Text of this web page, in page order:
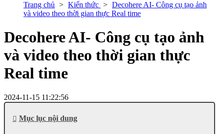
Trang chủ Kiến thức
Decohere AI- Công cụ tạo ảnh
và video theo thời gian thực Real time
Decohere AI- Công cụ tạo ảnh
và video theo thời gian thực
Real time
2024-11-15 11:22:56
Mục lục nội dung